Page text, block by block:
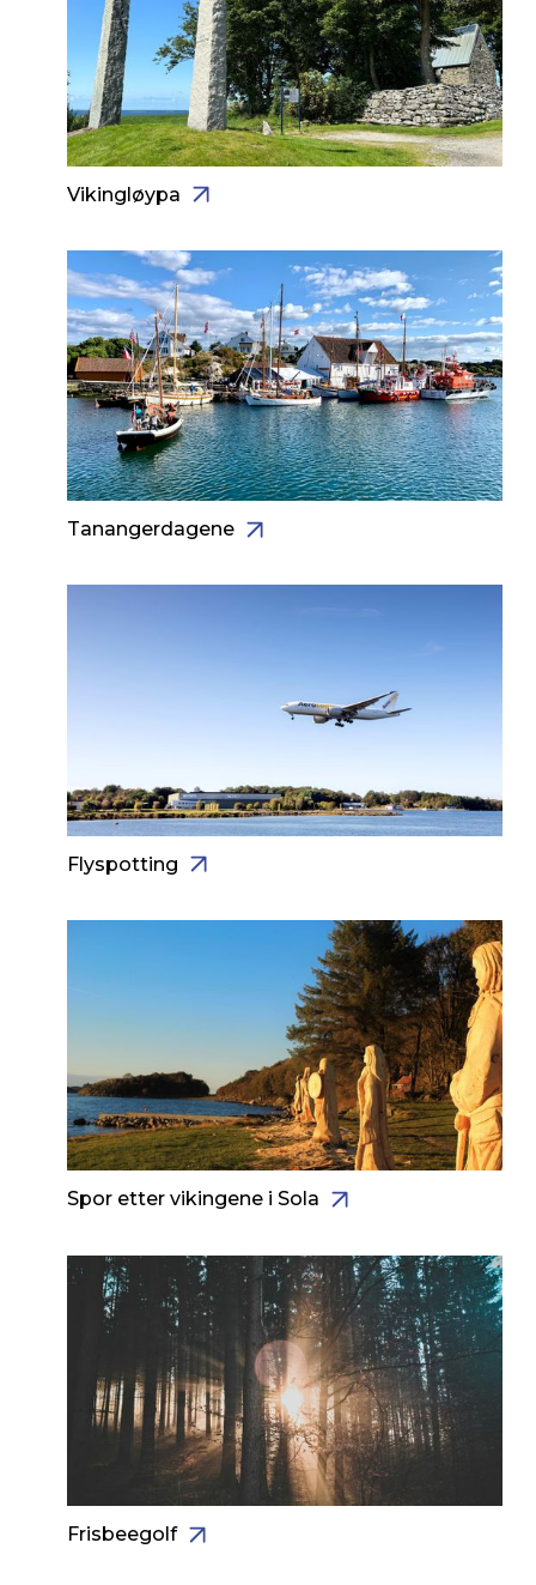
Vikingløypa
Tanangerdagene
Flyspotting
Spor etter vikingene i Sola
Frisbeegolf